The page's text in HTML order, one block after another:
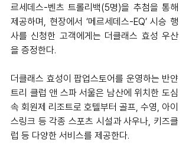
르세데스-벤츠 트롤리백(5명)을 추첨을 통해
제공하며, 현장에서 ‘메르세데스-EQ’ 시승 행
사를 신청한 고객에게는 더클래스 효성 우산
을 증정한다.
더클래스 효성이 팝업스토어를 운영하는 반얀
트리 클럽 앤 스파 서울은 남산에 위치한 도심
속 회원제 리조트로 호텔부터 골프, 수영, 아이
스링크 등 각종 스포츠 시설과 사우나, 키즈클
럽 등 다양한 서비스를 제공한다.